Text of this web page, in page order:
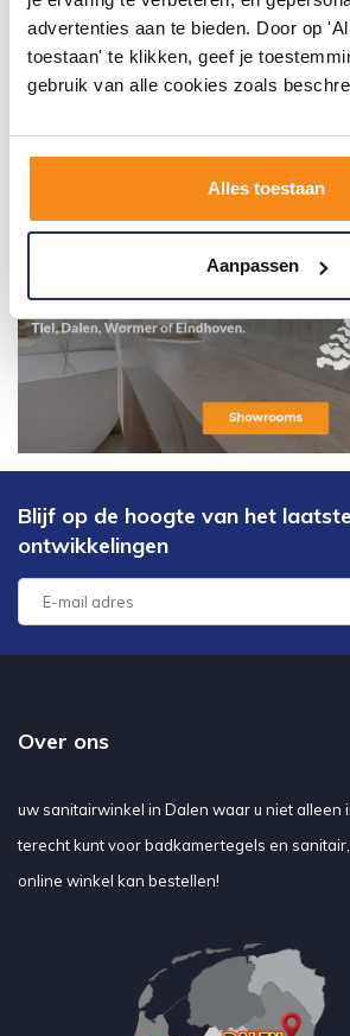
advertenties aan te bieden. Door op
toestaan' te klikken, geef je
gebruik van alle cookies zoals
Alles toestaan
Aanpassen
Blijf op de hoogte van het
ontwikkelingen
Over ons
uw sanitairwinkel in Dalen waar u niet alleen
terecht kunt voor badkamertegels en
online winkel kan bestellen!